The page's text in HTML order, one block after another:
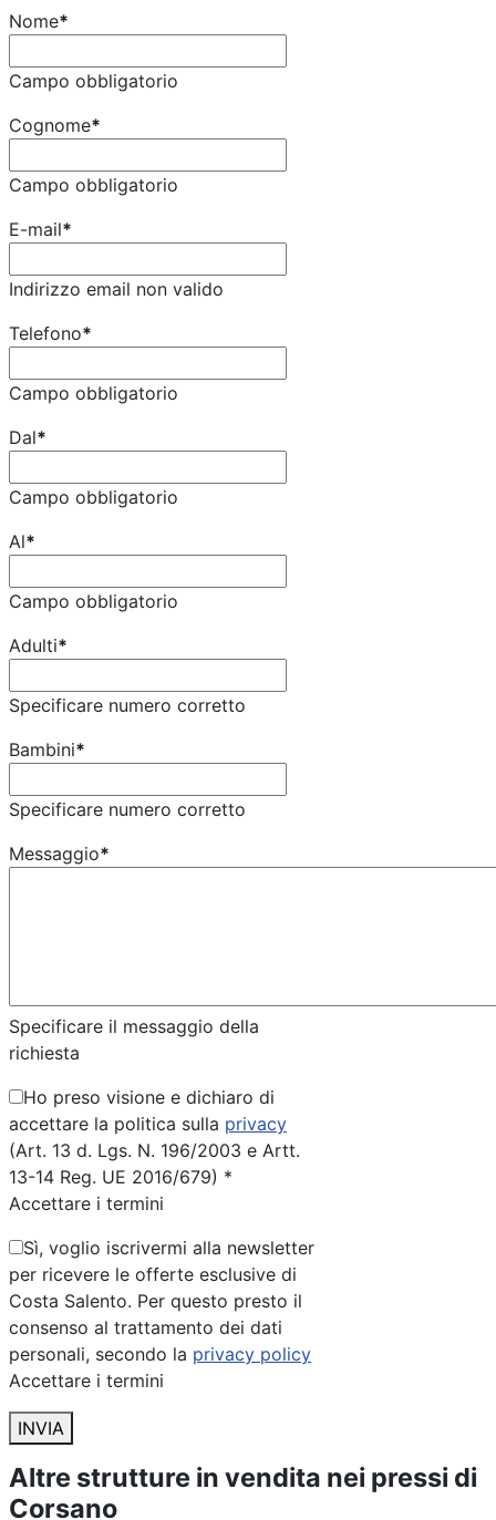
Nome*
Campo obbligatorio
Cognome*
Campo obbligatorio
E-mail*
Indirizzo email non valido
Telefono*
Campo obbligatorio
Dal*
Campo obbligatorio
Al*
Campo obbligatorio
Adulti*
Specificare numero corretto
Bambini*
Specificare numero corretto
Messaggio*
Specificare il messaggio della
richiesta
Ho preso visione e dichiaro di
accettare la politica sulla privacy
(Art. 13 d. Lgs. N. 196/2003 e Artt.
13-14 Reg. UE 2016/679) *
Accettare i termini
Sì, voglio iscrivermi alla newsletter
per ricevere le offerte esclusive di
Costa Salento. Per questo presto il
consenso al trattamento dei dati
personali, secondo la privacy policy
Accettare i termini
INVIA
Altre strutture in vendita nei pressi di
Corsano